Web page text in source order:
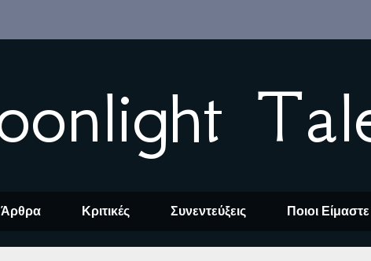
Άρθρα Κριτικές Συνεντεύξεις Ποιοι Είμαστε